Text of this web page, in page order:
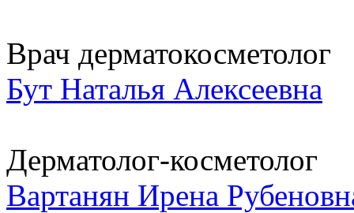
Врач дерматокосметолог
Бут Наталья Алексеевна
Дерматолог-косметолог
Вартанян Ирена